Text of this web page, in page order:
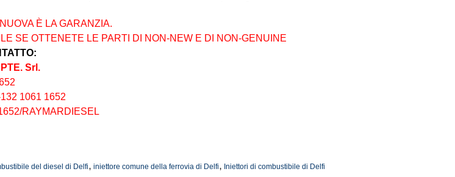
È LA GARANZIA.
SE OTTENETE LE PARTI DI NON-NEW E DI NON-GENUINE
Srl.
1061 1652
RAYMARDIESEL
del diesel di Delfi, iniettore comune della ferrovia di Delfi, Iniettori di combustibile di Delfi